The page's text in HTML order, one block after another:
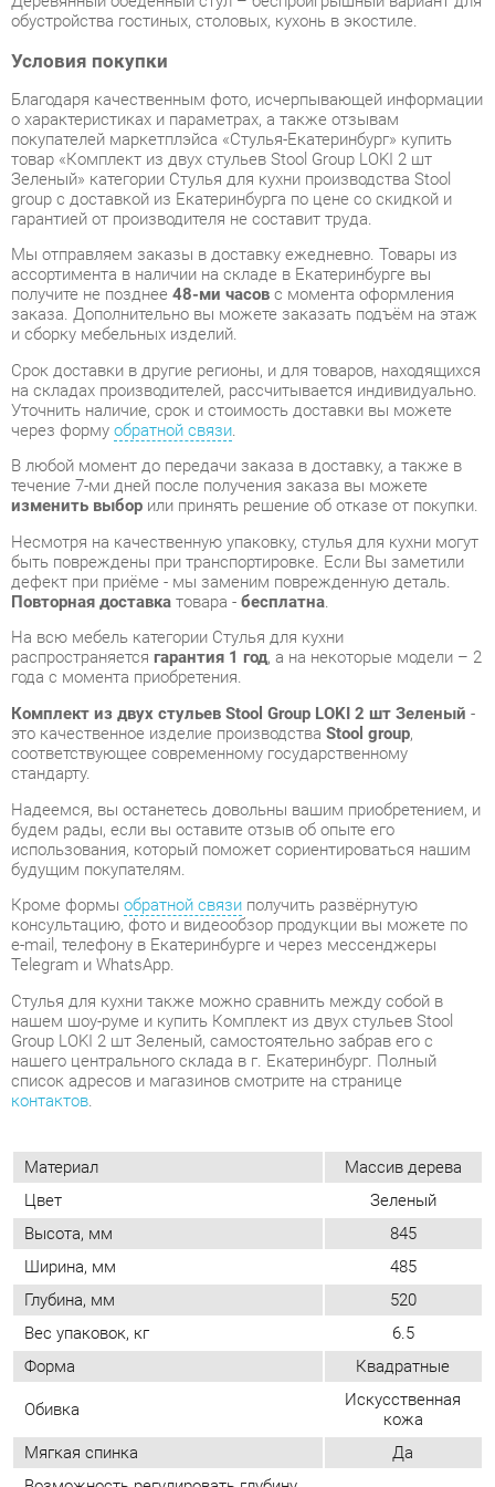
о характеристиках и параметрах, а также отзывам
покупателей маркетплэйса «Стулья-Екатеринбург» купить
товар «Комплект из двух стульев Stool Group LOKI 2 шт
Зеленый» категории Стулья для кухни производства Stool
group с доставкой из Екатеринбурга по цене со скидкой и
гарантией от производителя не составит труда.
Мы отправляем заказы в доставку ежедневно. Товары из
ассортимента в наличии на складе в Екатеринбурге вы
получите не позднее 48-ми часов с момента оформления
заказа. Дополнительно вы можете заказать подъём на этаж
и сборку мебельных изделий.
Срок доставки в другие регионы, и для товаров, находящихся
на складах производителей, рассчитывается индивидуально.
Уточнить наличие, срок и стоимость доставки вы можете
через формуобратной связи.
В любой момент до передачи заказа в доставку, а также в
течение 7-ми дней после получения заказа вы можете
изменить выборили принять решение об отказе от покупки.
Несмотря на качественную упаковку, стулья для кухни могут
быть повреждены при транспортировке. Если Вы заметили
дефект при приёме - мы заменим поврежденную деталь.
Повторная доставкатовара -бесплатна.
На всю мебель категории Стулья для кухни
распространяется
года с момента приобретения.
Комплект из двух стульев Stool Group LOKI 2 шт Зеленый-
это качественное изделие производстваStool group
стандарту.
Надеемся, вы останетесь довольны вашим приобретением, и
использования, который поможет сориентироваться нашим
будущим покупателям.
Кроме формы
консультацию, фото и видеообзор продукции вы можете по
e-mail, телефону в Екатеринбурге и через мессенджеры
Telegram и WhatsApp.
Стулья для кухни также можно сравнить между собой в
нашем шоу-руме и купить Комплект из двух стульев Stool
Group LOKI 2 шт Зеленый, самостоятельно забрав его с
нашего центрального склада в г. Екатеринбург. Полный
список адресов и магазинов смотрите на странице
контактов.
Материал
Массив дерева
Цвет
Зеленый
Высота, мм
845
Глубина, мм
520
Вес упаковок, кг
6.5
Форма Квадратные
Обивка Искусственная
кожа
Мягкая спинка
Да
Возможность регулировать глубину
сиденья Нет
Стиль Современный
Мягкое сиденье
Да
Съемный чехол
Нет